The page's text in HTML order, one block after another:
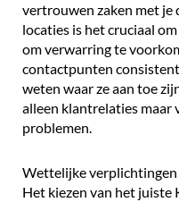
vertrouwen zaken met je
locaties is het cruciaal
om verwarring te
contactpunten
weten waar ze aan toe
alleen klantrelaties
problemen.
Wettelijke
Het kiezen van het juiste